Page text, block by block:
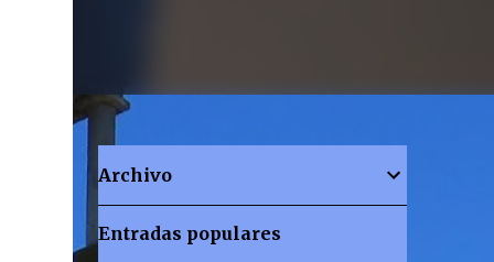
Archivo
Entradas populares